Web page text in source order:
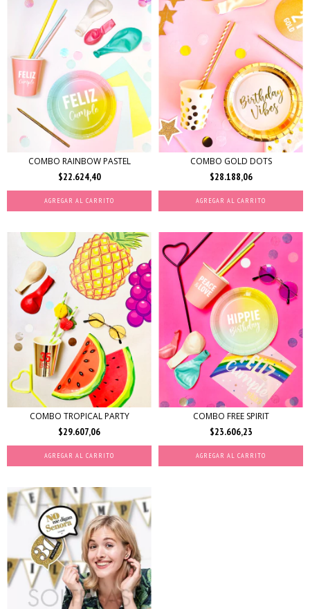
COMBO RAINBOW PASTEL
$22.624,40
AGREGAR AL CARRITO
COMBO GOLD DOTS
$28.188,06
AGREGAR AL CARRITO
COMBO TROPICAL PARTY
$29.607,06
AGREGAR AL CARRITO
COMBO FREE SPIRIT
$23.606,23
AGREGAR AL CARRITO